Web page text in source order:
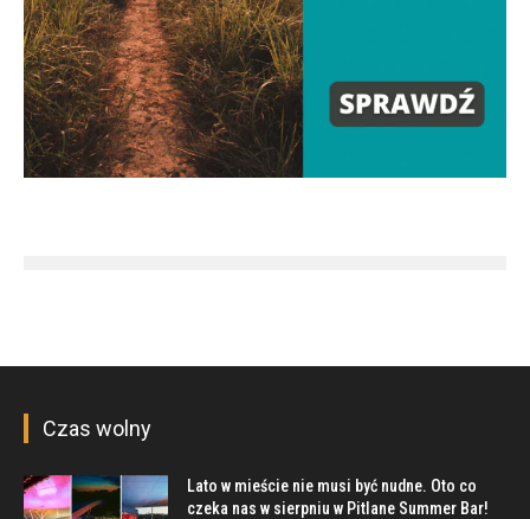
Czas wolny
Lato w mieście nie musi być nudne. Oto co
czeka nas w sierpniu w Pitlane Summer Bar!